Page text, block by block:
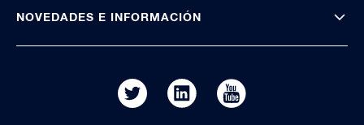
NOVEDADES E INFORMACIÓN